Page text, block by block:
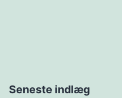
Seneste indlæg